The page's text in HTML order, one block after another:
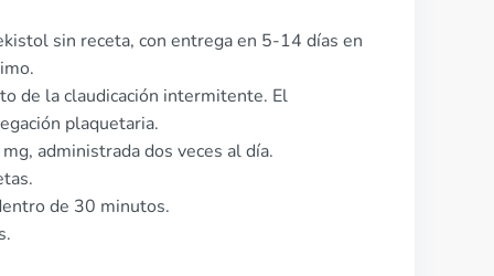
sin receta, con entrega en 5-14 días en
de la claudicación intermitente. El
plaquetaria.
administrada dos veces al día.
de 30 minutos.